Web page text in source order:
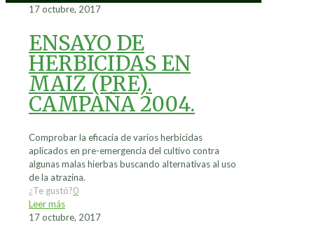
17 octubre, 2017
ENSAYO DE
HERBICIDAS EN
MAIZ (PRE).
CAMPAÑA 2004.
Comprobar la eficacia de varios herbicidas
aplicados en pre-emergencia del cultivo contra
algunas malas hierbas buscando alternativas al uso
de la atrazina.
¿Te gustó?0
Leer más
17 octubre, 2017